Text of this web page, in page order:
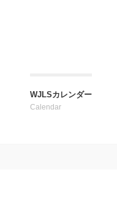
WJLSカレンダー
Calendar